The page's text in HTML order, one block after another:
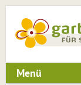
Menü